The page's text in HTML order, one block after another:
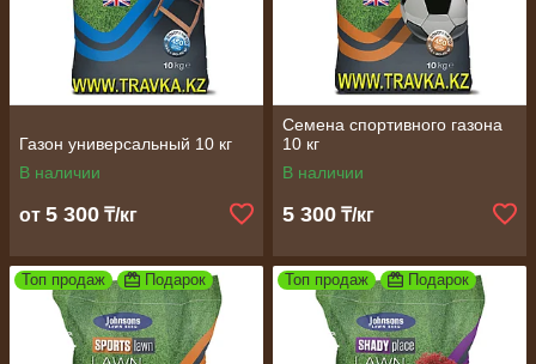
Газон универсальный 10 кг
В наличии
от 5 300 ₸/кг
Семена спортивного газона
10 кг
В наличии
5 300 ₸/кг
Топ продаж Подарок Топ продаж Подарок